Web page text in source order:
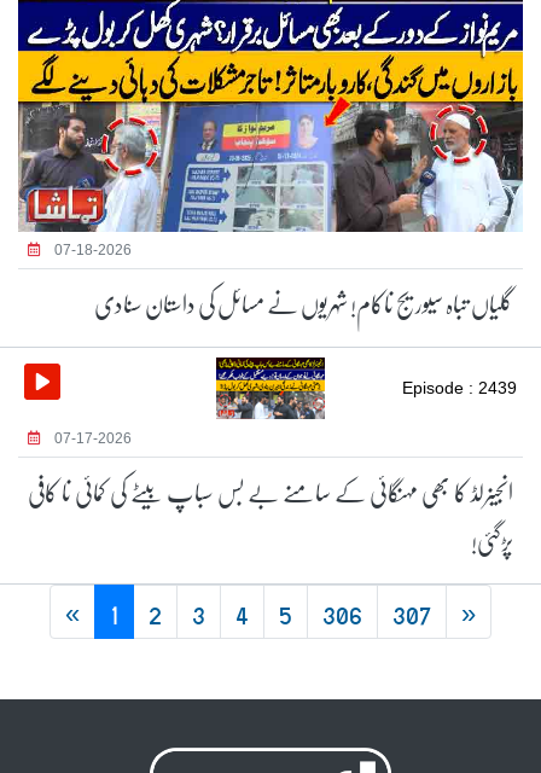
07-18-2026
گلیاں تباہ سیوریج ناکام! شہریوں نے مسائل کی داستان سنادی
Episode : 2439
07-17-2026
انجینرلڈ کا بھی مہنگائی کے سامنے بے بس سباپ بیٹے کی کمائی نا کافی
پڑگئی!
« 1 2 3 4 5 306 307 »